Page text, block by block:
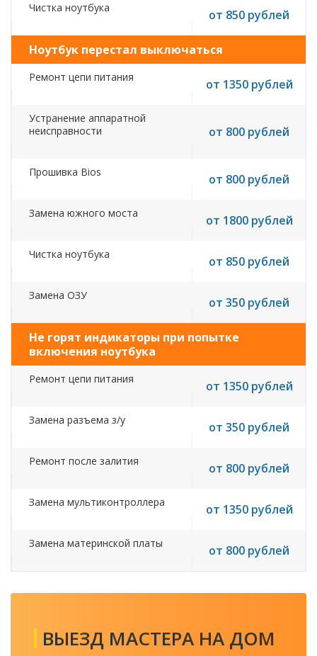
Чистка ноутбука от 850 рублей
Ноутбук перестал выключаться
Ремонт цепи питания от 1350 рублей
Устранение аппаратной
неисправности
от 800 рублей
Прошивка Bios от 800 рублей
Замена южного моста от 1800 рублей
Чистка ноутбука от 850 рублей
Замена ОЗУ от 350 рублей
Не горят индикаторы при попытке
включения ноутбука
Ремонт цепи питания от 1350 рублей
Замена разъема з/у от 350 рублей
Ремонт после залития от 800 рублей
Замена мультиконтроллера от 1350 рублей
Замена материнской платы от 800 рублей
ВЫЕЗД МАСТЕРА НА ДОМ